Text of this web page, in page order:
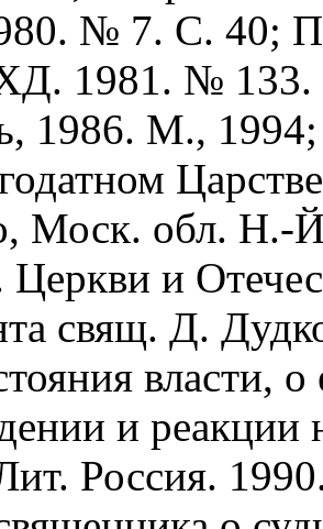
№ 7. С. 40;
1981. № 133.
1986. М., 1994;
Моск. обл.
Церкви и
свящ. Д.
власти,
и реакции
Россия.